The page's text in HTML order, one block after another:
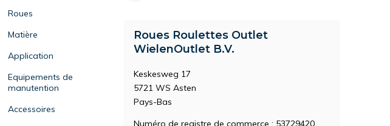
Roues
Matière
Application
Equipements de
manutention
Accessoires
Roues Roulettes Outlet
WielenOutlet B.V.
Keskesweg 17
5721 WS Asten
Pays-Bas
Numéro de registre de commerce : 53729420,